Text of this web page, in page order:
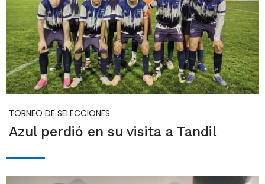
TORNEO DE SELECCIONES
Azul perdió en su visita a Tandil